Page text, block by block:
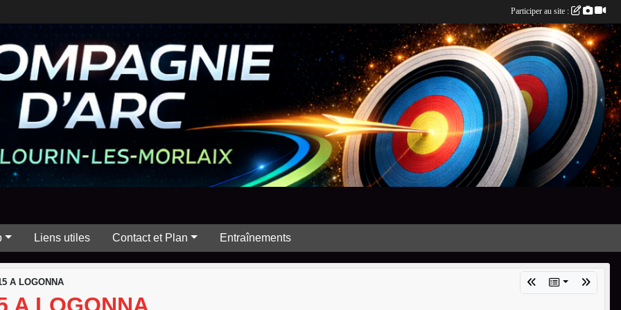
Liens utiles Contact et Plan Entraînements
A LOGONNA
A LOGONNA
Participer au site :